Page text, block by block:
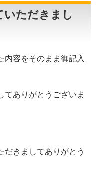
いただきまし
内容をそのまま御記入
てありがとうございま
だきましてありがとう